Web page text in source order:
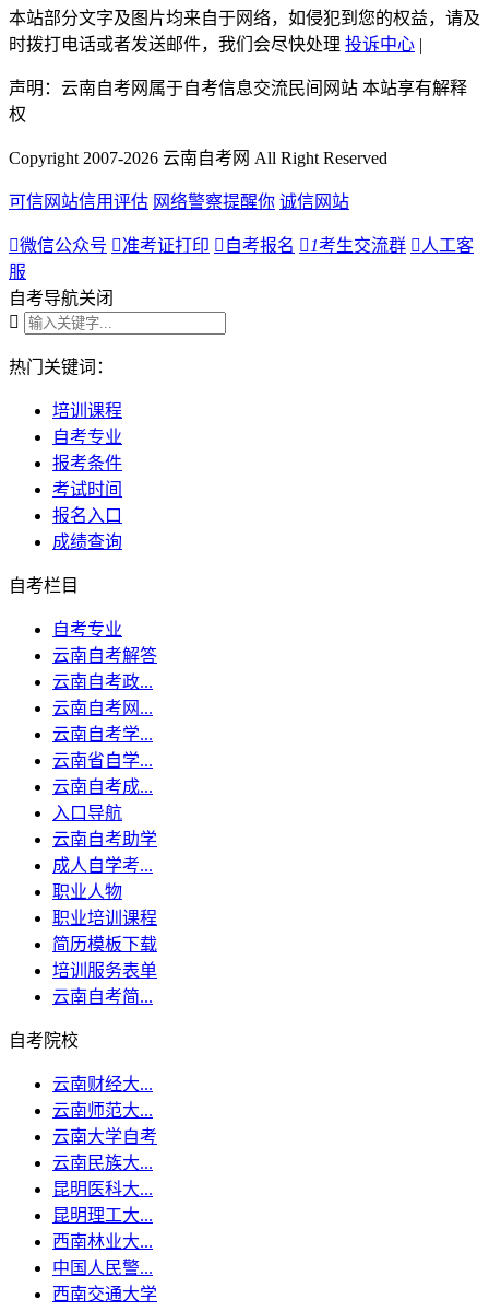
本站部分文字及图片均来自于网络，如侵犯到您的权益，请及
时拨打电话或者发送邮件，我们会尽快处理 投诉中心 |
声明：云南自考网属于自考信息交流民间网站 本站享有解释
权
Copyright 2007-2026 云南自考网 All Right Reserved
可信网站信用评估 网络警察提醒你 诚信网站
微信公众号 准考证打印  自考报名  1考生交流群  人工客
服
自考导航关闭

热门关键词：
培训课程
自考专业
报考条件
考试时间
报名入口
成绩查询
自考栏目
自考专业
云南自考解答
云南自考政...
云南自考网...
云南自考学...
云南省自学...
云南自考成...
入口导航
云南自考助学
成人自学考...
职业人物
职业培训课程
简历模板下载
培训服务表单
云南自考简...
自考院校
云南财经大...
云南师范大...
云南大学自考
云南民族大...
昆明医科大...
昆明理工大...
西南林业大...
中国人民警...
西南交通大学